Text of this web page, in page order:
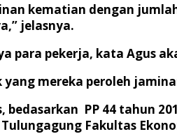
kematian dengan
jelasnya.
para pekerja, kata Agus
yang mereka peroleh
bedasarkan PP 44 tahun
Fakultas